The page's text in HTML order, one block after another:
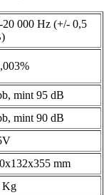
20 000 Hz (+/- 0,5
mint 95 dB
mint 90 dB
mm
Kg